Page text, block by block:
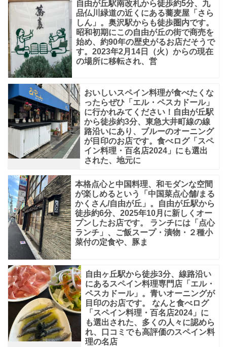
シ
ッ
ク
な
テ
イ
ス
ト。
パ
ー
ー
シ
ョ
ン
仕
切
り
が
細
か
く
自由が丘駅南改札から徒歩約5分、九
品仏川緑道の近くにある蕎麦屋「さら
しん」。奥沢駅からも徒歩圏内です。
昭和初期にこの自由が丘の街で商売を
始め、約90年の歴史がるお店だそうで
す。2023年2月14日（火）からの現在
の場所に移転され、営
おいしいスペイン料理が食べたくな
ったらぜひ「エル・ペスカドール」
に行かれみてください！自由が丘駅
から徒歩約3分、東急大井町線の線
路沿いにあり、ブルーのオーニング
が目印のお店です。食べログ「スペ
イン料理・百名店2024」にも選出
された、地元に
本格点心と中国料理、和モダンな空間
が楽しめるという「中国菜点心舗/まる
かくさん/自由が丘」。自由が丘駅から
徒歩約6分、2025年10月に新しくオー
プンしたお店です。 ランチには「点心
ランチ」、ご飯スープ・漬物・２種小
菜付の定食や、豚ま
自由ヶ丘駅から徒歩3分、線路沿い
にあるスペイン料理専門店「エル・
ペスカドール」。青いオーニングが
目印のお店です。 なんと食べログ
「スペイン料理・百名店2024」に
も選出された、多くの人々に認めら
れ、口コミでも高評価のスペイン料
理の名店